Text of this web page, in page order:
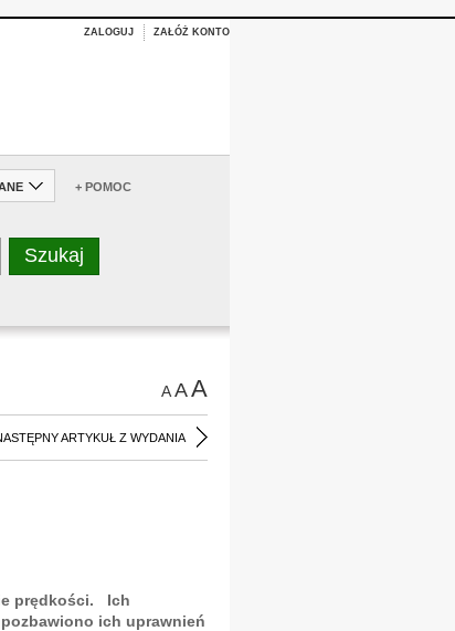
ZALOGUJ ZAŁÓŻ KONTO
+ POMOC
AAA
ARTYKUŁ Z WYDANIA
prędkości. Ich
ich uprawnień